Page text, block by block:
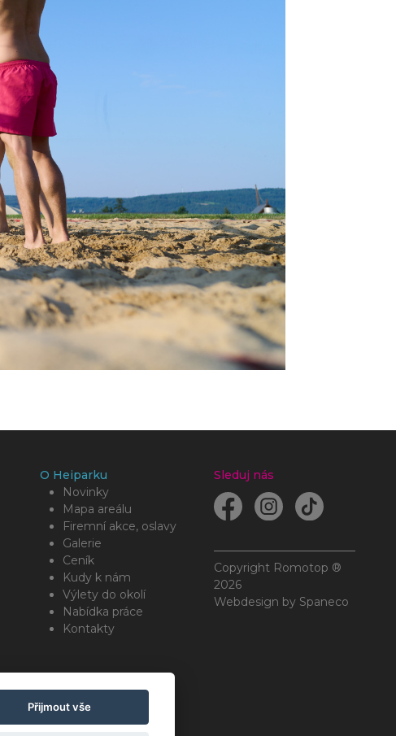
O Heiparku
Novinky
Mapa areálu
Firemní akce, oslavy
Galerie
Ceník
Kudy k nám
Výlety do okolí
Nabídka práce
Kontakty
Sleduj nás
Copyright Romotop ®
2026
Webdesign by Spaneco
Přijmout vše